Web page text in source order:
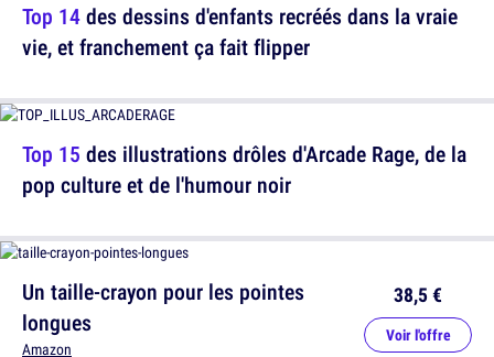
Top 14des dessins d'enfants recréés dans la vraie
vie, et franchement ça fait flipper
Un taille-crayon pour les pointes
longues
Amazon
38,5 €
Voir l'offre
Top 15 des illustrations drôles d'Arcade Rage, de la
pop culture et de l'humour noir